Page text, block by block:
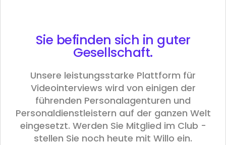
Sie befinden sich in guter
Gesellschaft.
Unsere leistungsstarke Plattform für
Videointerviews wird von einigen der
führenden Personalagenturen und
Personaldienstleistern auf der ganzen Welt
eingesetzt. Werden Sie Mitglied im Club -
stellen Sie noch heute mit Willo ein.